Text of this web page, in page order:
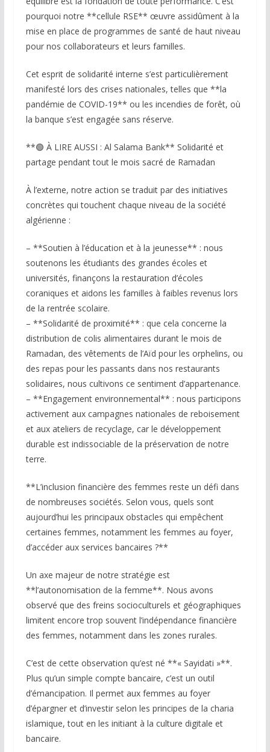
pourquoi notre **cellule RSE** œuvre assidûment à la
mise en place de programmes de santé de haut niveau
pour nos collaborateurs et leurs familles.
Cet esprit de solidarité interne s’est particulièrement
manifesté lors des crises nationales, telles que **la
pandémie de COVID-19** ou les incendies de forêt, où
la banque s’est engagée sans réserve.
**🟢 À LIRE AUSSI : Al Salama Bank** Solidarité et
partage pendant tout le mois sacré de Ramadan
À l’externe, notre action se traduit par des initiatives
concrètes qui touchent chaque niveau de la société
algérienne :
– **Soutien à l’éducation et à la jeunesse** : nous
soutenons les étudiants des grandes écoles et
universités, finançons la restauration d’écoles
coraniques et aidons les familles à faibles revenus lors
de la rentrée scolaire.
– **Solidarité de proximité** : que cela concerne la
distribution de colis alimentaires durant le mois de
Ramadan, des vêtements de l’Aïd pour les orphelins, ou
des repas pour les passants dans nos restaurants
solidaires, nous cultivons ce sentiment d’appartenance.
– **Engagement environnemental** : nous participons
activement aux campagnes nationales de reboisement
et aux ateliers de recyclage, car le développement
durable est indissociable de la préservation de notre
terre.
**L’inclusion financière des femmes reste un défi dans
de nombreuses sociétés. Selon vous, quels sont
aujourd’hui les principaux obstacles qui empêchent
certaines femmes, notamment les femmes au foyer,
d’accéder aux services bancaires ?**
Un axe majeur de notre stratégie est
**l’autonomisation de la femme**. Nous avons
observé que des freins socioculturels et géographiques
limitent encore trop souvent l’indépendance financière
des femmes, notamment dans les zones rurales.
C’est de cette observation qu’est né **« Sayidati »**.
Plus qu’un simple compte bancaire, c’est un outil
d’émancipation. Il permet aux femmes au foyer
d’épargner et d’investir selon les principes de la charia
islamique, tout en les initiant à la culture digitale et
bancaire.